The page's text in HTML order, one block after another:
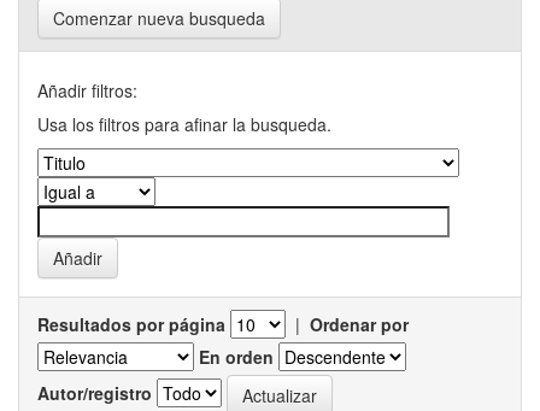
Comenzar nueva busqueda
Añadir filtros:
Usa los filtros para afinar la busqueda.
Resultados por página | Ordenar por
En orden
Autor/registro